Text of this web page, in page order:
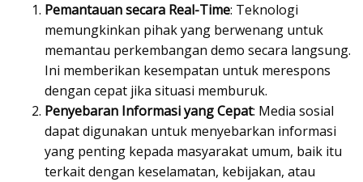
Pemantauan secara Real-Time: Teknologi
memungkinkan pihak yang berwenang untuk
memantau perkembangan demo secara langsung.
Ini memberikan kesempatan untuk merespons
dengan cepat jika situasi memburuk.
Penyebaran Informasi yang Cepat: Media sosial
dapat digunakan untuk menyebarkan informasi
yang penting kepada masyarakat umum, baik itu
terkait dengan keselamatan, kebijakan, atau